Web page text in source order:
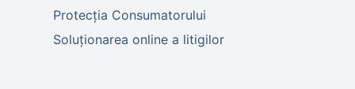
Protecția Consumatorului
Soluționarea online a litigilor